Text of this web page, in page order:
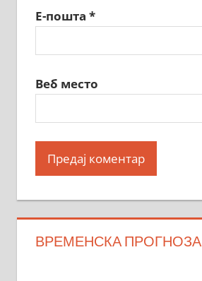
Е-пошта *
Веб место
ВРЕМЕНСКА ПРОГНОЗА